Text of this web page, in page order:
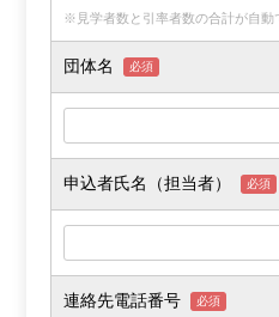
※見学者数と引率者数の合計が自動
団体名 必須
申込者氏名（担当者） 必須
連絡先電話番号 必須